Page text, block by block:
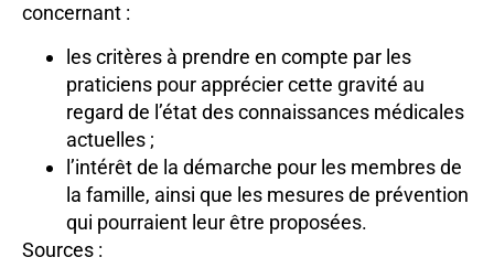
concernant :
les critères à prendre en compte par les
praticiens pour apprécier cette gravité au
regard de l’état des connaissances médicales
actuelles ;
l’intérêt de la démarche pour les membres de
la famille, ainsi que les mesures de prévention
qui pourraient leur être proposées.
Sources :